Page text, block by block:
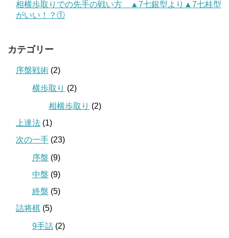
相横歩取りでの先手の戦い方 ▲7七銀型より▲7七桂型
がいい！？①
カテゴリー
序盤戦術 (2)
横歩取り (2)
相横歩取り (2)
上達法 (1)
次の一手 (23)
序盤 (9)
中盤 (9)
終盤 (5)
詰将棋 (5)
9手詰 (2)